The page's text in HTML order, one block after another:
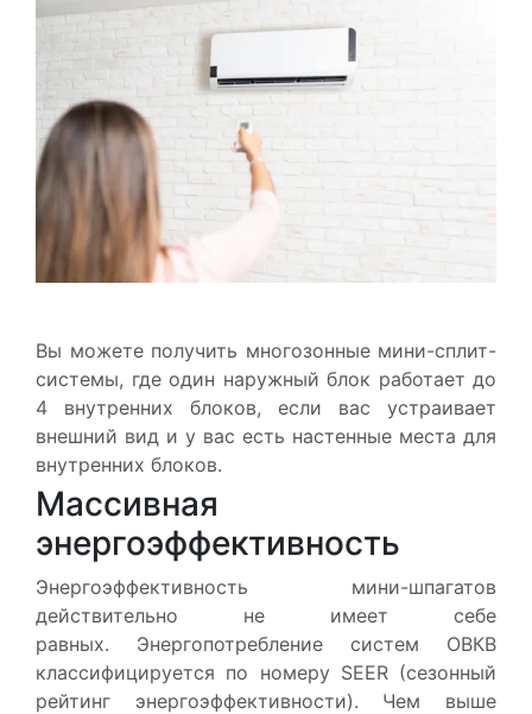
Вы можете получить многозонные мини-сплит-
системы, где один наружный блок работает до
4 внутренних блоков, если вас устраивает
внешний вид и у вас есть настенные места для
внутренних блоков.
Массивная
энергоэффективность
Энергоэффективность мини-шпагатов
действительно не имеет себе
равных. Энергопотребление систем ОВКВ
классифицируется по номеру SEER (сезонный
рейтинг энергоэффективности). Чем выше